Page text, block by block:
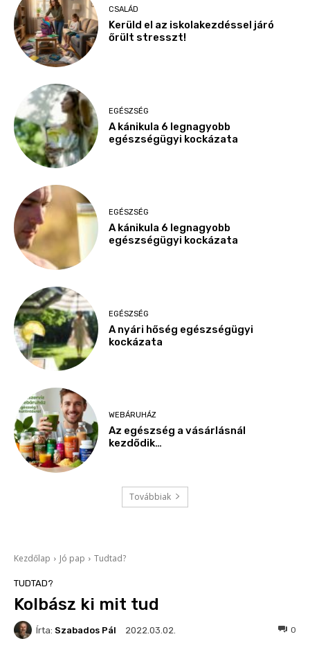
CSALÁD
Kerüld el az iskolakezdéssel járó
őrült stresszt!
EGÉSZSÉG
A kánikula 6 legnagyobb
egészségügyi kockázata
EGÉSZSÉG
A kánikula 6 legnagyobb
egészségügyi kockázata
EGÉSZSÉG
A nyári hőség egészségügyi
kockázata
WEBÁRUHÁZ
Az egészség a vásárlásnál
kezdődik…
Továbbiak